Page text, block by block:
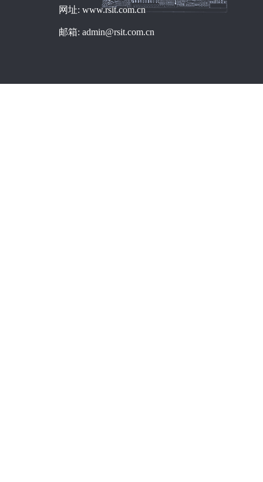
网址: www.rsit.com.cn
邮箱: admin@rsit.com.cn